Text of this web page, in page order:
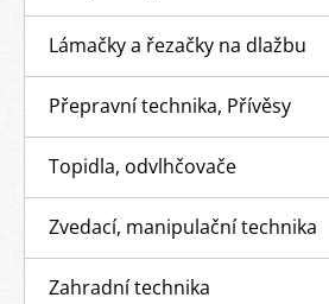
Lámačky a řezačky na dlažbu
Přepravní technika, Přívěsy
Topidla, odvlhčovače
Zvedací, manipulační technika
Zahradní technika